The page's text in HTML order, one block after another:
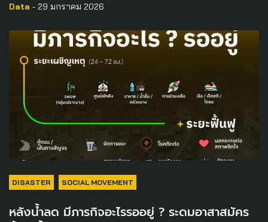
Data - 29 มกราคม 2026
DISASTER SOCIAL MOVEMENT
หลังน้ำลด มีภารกิจอะไรรออยู่ ? ระดมอาสาสมัคร